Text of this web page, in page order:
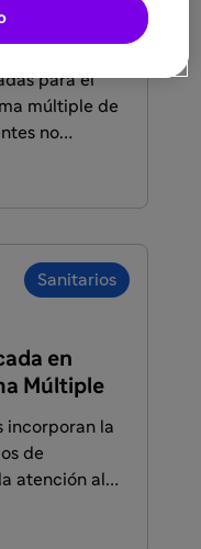
mieloma
para el
múltiple de
no
Sanitarios
en
Múltiple
incorporan la
de
atención al
el